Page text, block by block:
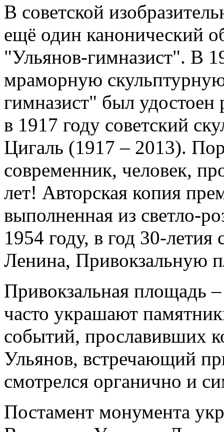
В советской
ещё один канонический
"Ульянов-гимназист". В
мраморную
гимназист" был
в 1917 году советский
Цигаль (1917 – 2013).
современник, человек,
лет! Авторская копия
выполненная из светло-
1954 году, в год 30-
Ленина, Привокзальную
Привокзальная площадь
часто украшают
событий, прославивших
Ульянов, встречающий
смотрелся органично и
Постамент монумента